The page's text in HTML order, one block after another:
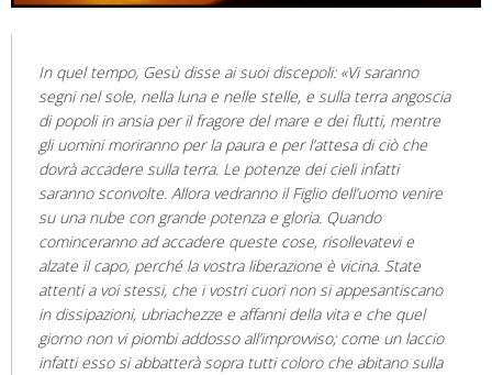
In quel tempo, Gesù disse ai suoi discepoli: «Vi saranno
segni nel sole, nella luna e nelle stelle, e sulla terra angoscia
di popoli in ansia per il fragore del mare e dei flutti, mentre
gli uomini moriranno per la paura e per l’attesa di ciò che
dovrà accadere sulla terra. Le potenze dei cieli infatti
saranno sconvolte. Allora vedranno il Figlio dell’uomo venire
su una nube con grande potenza e gloria. Quando
cominceranno ad accadere queste cose, risollevatevi e
alzate il capo, perché la vostra liberazione è vicina. State
attenti a voi stessi, che i vostri cuori non si appesantiscano
in dissipazioni, ubriachezze e affanni della vita e che quel
giorno non vi piombi addosso all’improvviso; come un laccio
infatti esso si abbatterà sopra tutti coloro che abitano sulla